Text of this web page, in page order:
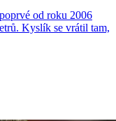
od roku 2006
Kyslík se vrátil tam,